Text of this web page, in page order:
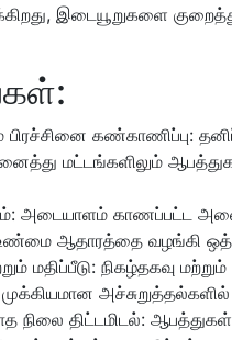
இடையூறுகளை
பிரச்சினை கண்காணிப்பு:
மட்டங்களிலும்
அடையாளம் காணப்பட்ட
ஆதாரத்தை வழங்கி
மதிப்பீடு: நிகழ்தகவு
நிலை திட்டமிடல்: